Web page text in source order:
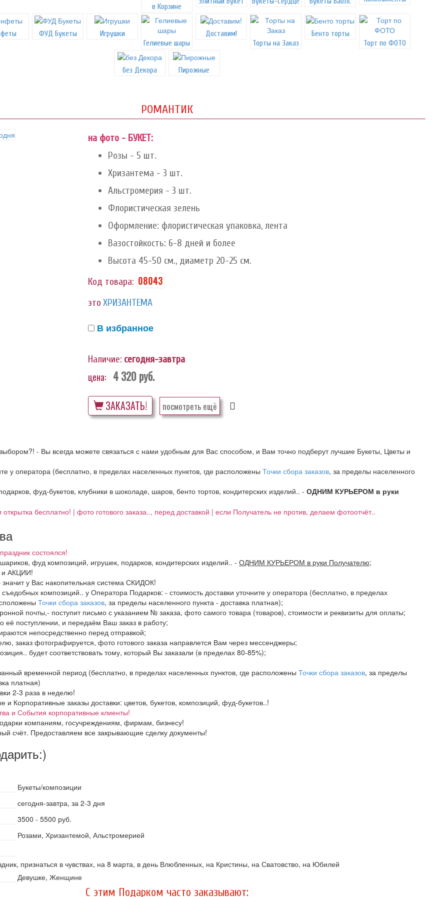
в Корзине
ФУД Букеты
Игрушки
Гелиевые шары
Доставим!
Торты на Заказ
Бенто торты
Торт по ФОТО
без Декора Пирожные
РОМАНТИК
на фото - БУКЕТ:
Розы - 5 шт.
Хризантема - 3 шт.
Альстромерия - 3 шт.
Флористическая зелень
Оформление: флористическая упаковка, лента
Вазостойкость: 6-8 дней и более
Высота 45-50 см., диаметр 20-25 см.
Код товара: 08043
это ХРИЗАНТЕМА
В избранное
Наличие: сегодня-завтра
цена: 4 320руб.
ЗАКАЗАТЬ! посмотреть ещё
- Вы всегда можете связаться с нами удобным для Вас способом, и Вам точно подберут лучшие Букеты, Цветы и
у оператора (бесплатно, в пределах населенных пунктов, где расположены Точки сбора заказов, за пределы населенного
фуд-букетов, клубники в шоколаде, шаров, бенто тортов, кондитерских изделий.. - ОДНИМ КУРЬЕРОМ в руки
бесплатно! | фото готового заказа.., перед доставкой | если Получатель не против, делаем фотоотчёт..
состоялся!
фуд композиций, игрушек, подарков, кондитерских изделий.. - ОДНИМ КУРЬЕРОМ в руки Получателю;
и АКЦИИ!
у Вас накопительная система СКИДОК!
съедобных композиций.. у Оператора Подарков: - стоимость доставки уточните у оператора (бесплатно, в пределах
Точки сбора заказов, за пределы населенного пункта - доставка платная);
почты,- поступит письмо с указанием № заказа, фото самого товара (товаров), стоимости и реквизиты для оплаты;
поступлении, и передаём Ваш заказ в работу;
непосредственно перед отправкой;
заказ фотографируется, фото готового заказа направлется Вам через мессенджеры;
будет соответствовать тому, который Вы заказали (в пределах 80-85%);
временной период (бесплатно, в пределах населенных пунктов, где расположены Точки сбора заказов, за пределы
платная)
2-3 раза в неделю!
Корпоративные заказы доставки: цветов, букетов, композиций, фуд-букетов..!
и События корпоративные клиенты!
компаниям, госучреждениям, фирмам, бизнесу!
счёт. Предоставляем все закрывающие сделку документы!
Букеты/композиции
сегодня-завтра, за 2-3 дня
3500 - 5500 руб.
Розами, Хризантемой, Альстромерией
признаться в чувствах, на 8 марта, в день Влюбленных, на Кристины, на Сватовство, на Юбилей
Девушке, Женщине
C этим Подарком часто заказывают: